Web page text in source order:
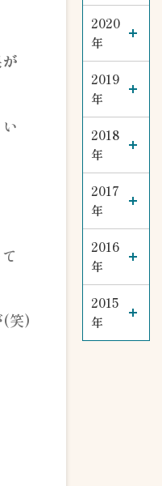
笑)
2020
年
2019
年
2018
年
2017
年
2016
年
2015
年